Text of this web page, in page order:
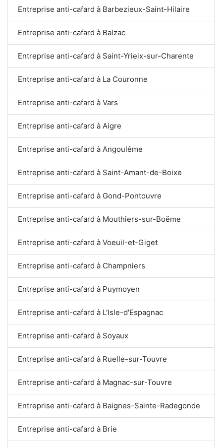
Entreprise anti-cafard à Barbezieux-Saint-Hilaire
Entreprise anti-cafard à Balzac
Entreprise anti-cafard à Saint-Yrieix-sur-Charente
Entreprise anti-cafard à La Couronne
Entreprise anti-cafard à Vars
Entreprise anti-cafard à Aigre
Entreprise anti-cafard à Angoulême
Entreprise anti-cafard à Saint-Amant-de-Boixe
Entreprise anti-cafard à Gond-Pontouvre
Entreprise anti-cafard à Mouthiers-sur-Boëme
Entreprise anti-cafard à Voeuil-et-Giget
Entreprise anti-cafard à Champniers
Entreprise anti-cafard à Puymoyen
Entreprise anti-cafard à L'Isle-d'Espagnac
Entreprise anti-cafard à Soyaux
Entreprise anti-cafard à Ruelle-sur-Touvre
Entreprise anti-cafard à Magnac-sur-Touvre
Entreprise anti-cafard à Baignes-Sainte-Radegonde
Entreprise anti-cafard à Brie